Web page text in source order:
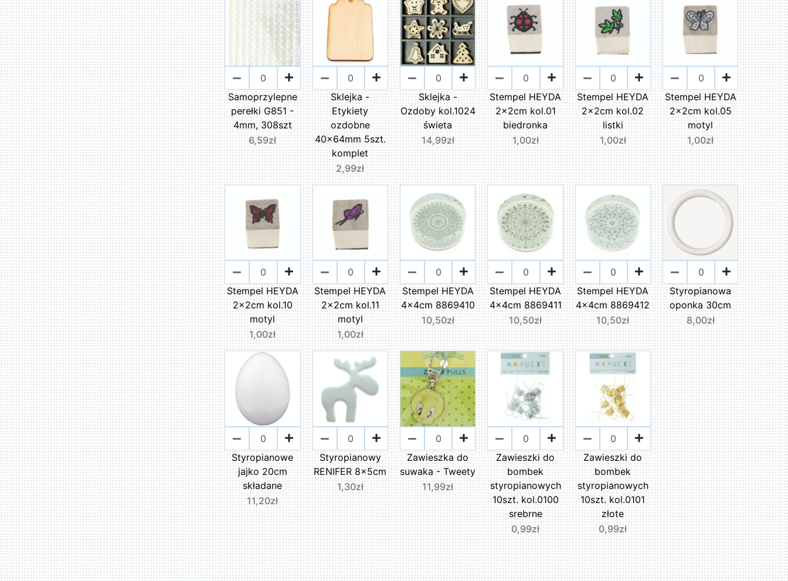
Samoprzylepne
perełki G851 -
4mm, 308szt
6,59zł
Sklejka -
Etykiety
ozdobne
40x64mm 5szt.
komplet
2,99zł
Sklejka -
Ozdoby kol.1024
świeta
14,99zł
Stempel HEYDA
2x2cm kol.01
biedronka
1,00zł
Stempel HEYDA
2x2cm kol.02
listki
1,00zł
Stempel HEYDA
2x2cm kol.05
motyl
1,00zł
Stempel HEYDA
2x2cm kol.10
motyl
1,00zł
Stempel HEYDA
2x2cm kol.11
motyl
1,00zł
Stempel HEYDA
4x4cm 8869410
10,50zł
Stempel HEYDA
4x4cm 8869411
10,50zł
Stempel HEYDA
4x4cm 8869412
10,50zł
Styropianowa
oponka 30cm
8,00zł
Styropianowe
jajko 20cm
składane
11,20zł
Styropianowy
RENIFER 8x5cm
1,30zł
Zawieszka do
suwaka - Tweety
11,99zł
Zawieszki do
bombek
styropianowych
10szt. kol.0100
srebrne
0,99zł
Zawieszki do
bombek
styropianowych
10szt. kol.0101
złote
0,99zł